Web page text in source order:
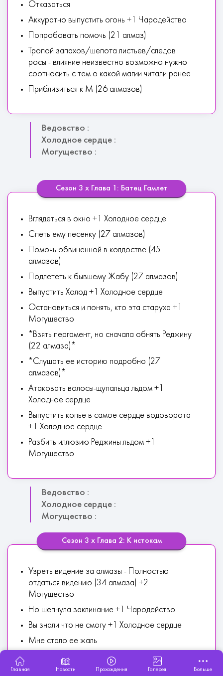
Отказаться
Аккуратно выпустить огонь +1 Чародейство
Попробовать помочь (21 алмаз)
Тропой запахов/шепота листьев/следов
росы - влияние неизвестно возможно нужно
соотносить с тем о какой магии читали ранее
Приблизиться к М (26 алмазов)
Ведовство :
Холодное сердце :
Могущество :
Сезон 3 х Глава 1: Батец Гамлет
Вглядеться в окно +1 Холодное сердце
Спеть ему песенку (27 алмазов)
Помочь обвиненной в колдостве (45
алмазов)
Подлететь к бывшему Жабу (27 алмазов)
Выпустить Холод +1 Холодное сердце
Остановиться и понять, кто эта старуха +1
Могущество
*Взять пергамент, но сначала обнять Реджину
(22 алмаза)*
*Слушать ее историю подробно (27
алмазов)*
Атаковать волосы-щупальца льдом +1
Холодное сердце
Выпустить копье в самое сердце водоворота
+1 Холодное сердце
Разбить иллюзию Реджины льдом +1
Могущество
Ведовство :
Холодное сердце :
Могущество :
Сезон 3 х Глава 2: К истокам
Узреть видение за алмазы - Полностью
отдаться видению (34 алмаза) +2
Могущество
Но шепнула заклинание +1 Чародейство
Вы знали что не смогу +1 Холодное сердце
Мне стало ее жаль
Да! - Приглядеться к М (34 алмаза)
Немедля помочь Реджине +1 Могущество
Главная Новости Прохождения Галерея Больше